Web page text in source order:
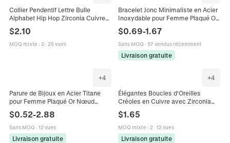
Collier Pendentif Lettre Bulle
Alphabet Hip Hop Zirconia Cuivre
Chaîne de Boîte Bijoux pour
Hommes Femmes Accessoire
Quotidien
$2.10
MOQ mixte: 2· 25 vues
Bracelet Jonc Minimaliste en Acier
Inoxydable pour Femme Plaqué Or
18K Bracelet Rond Poli Bijoux de
Mode Cadeau
$0.69-1.67
Sans MOQ · 57 vendus récemment
Livraison gratuite
+4
Parure de Bijoux en Acier Titane
pour Femme Plaqué Or Nœud
Papillon Collier Bracelet Boucles
d'Oreilles Accessoires
$0.52-2.88
Sans MOQ · 12 vues
Livraison gratuite
+4
Élégantes Boucles d'Oreilles
Créoles en Cuivre avec Zirconia
Étoile pour Femmes Luxe Léger
Plaquées Or Argent Forme de U
Bijoux Tendance
$1.65
MOQ mixte: 2· 12 vues
Livraison gratuite